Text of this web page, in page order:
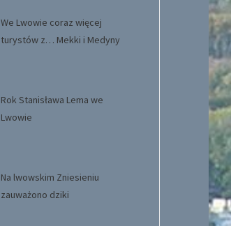
We Lwowie coraz więcej
turystów z… Mekki i Medyny
Rok Stanisława Lema we
Lwowie
Na lwowskim Zniesieniu
zauważono dziki